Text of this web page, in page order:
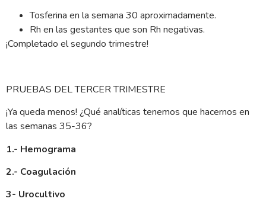
Tosferina en la semana 30 aproximadamente.
Rh en las gestantes que son Rh negativas.
¡Completado el segundo trimestre!
PRUEBAS DEL TERCER TRIMESTRE
¡Ya queda menos! ¿Qué analíticas tenemos que hacernos en
las semanas 35-36?
1.- Hemograma
2.- Coagulación
3- Urocultivo